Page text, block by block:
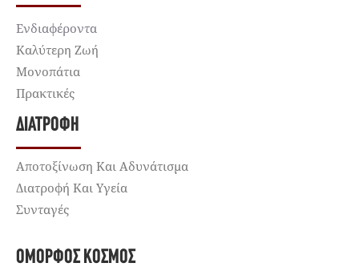
Ενδιαφέροντα
Καλύτερη Ζωή
Μονοπάτια
Πρακτικές
ΔΙΑΤΡΟΦΉ
Αποτοξίνωση Και Αδυνάτισμα
Διατροφή Και Υγεία
Συνταγές
ΌΜΟΡΦΟΣ ΚΌΣΜΟΣ